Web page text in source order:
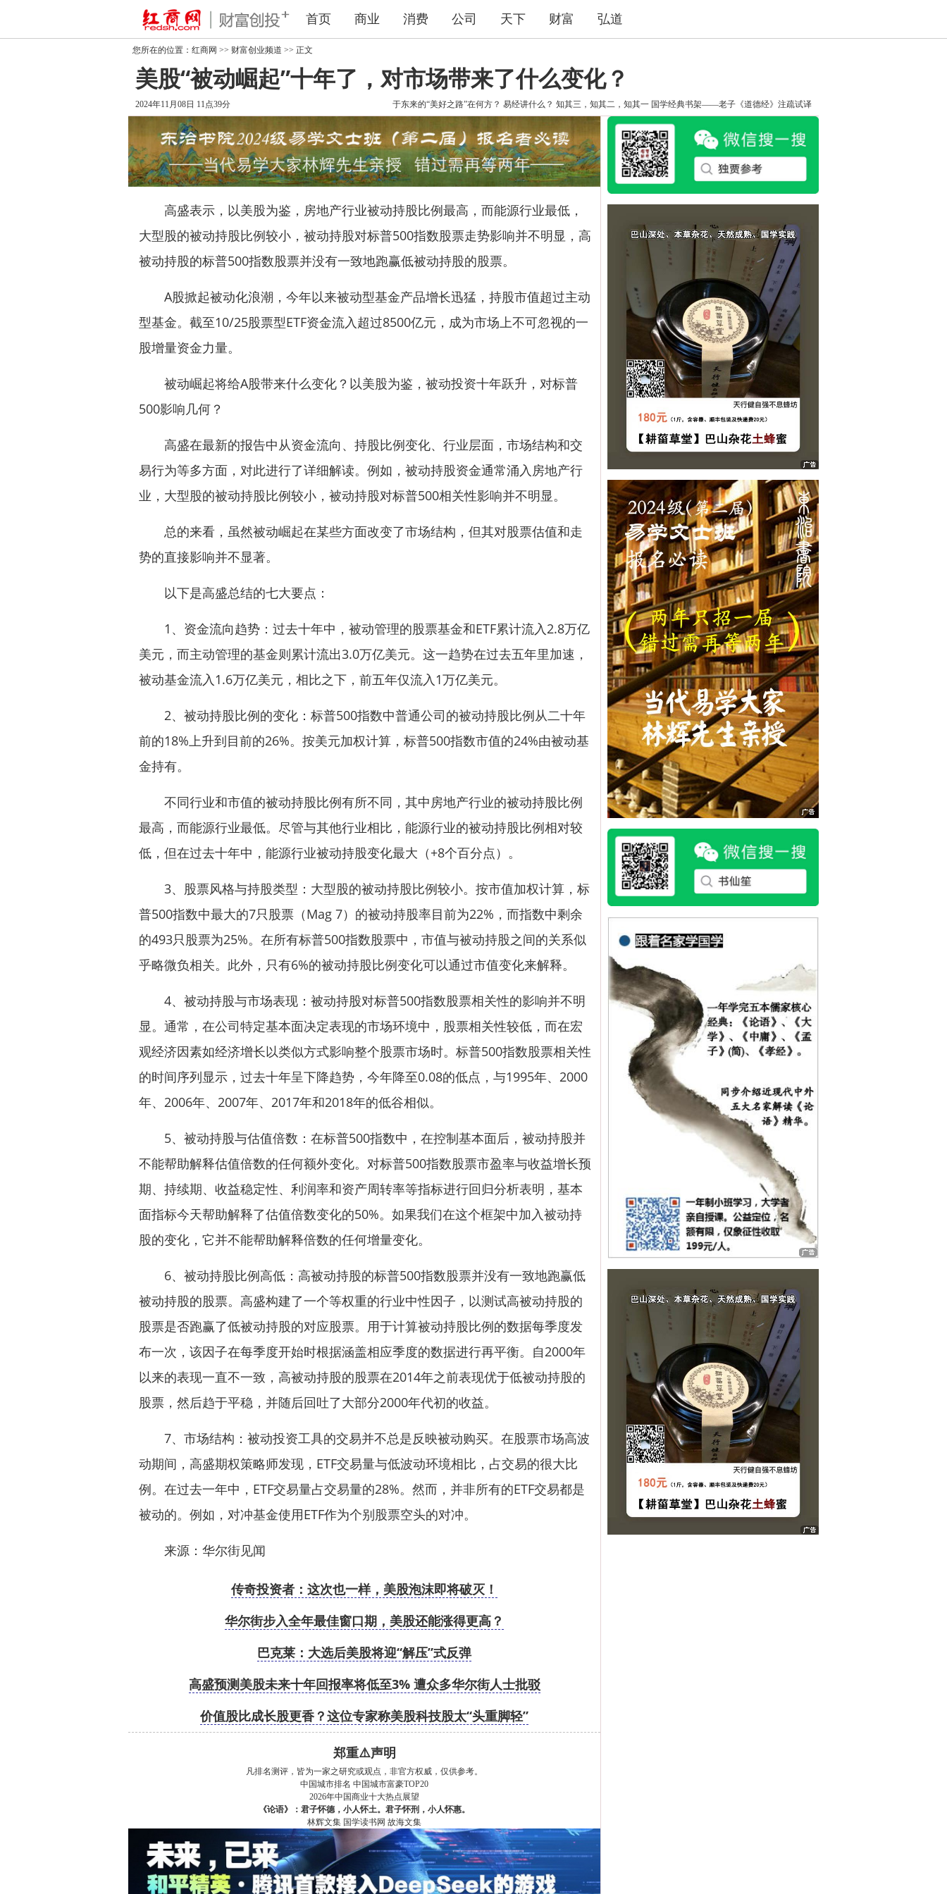
首页 商业 消费 公司 天下 财富 弘道
您所在的位置： 红商网 >> 财富创业频道 >> 正文
美股“被动崛起”十年了，对市场带来了什么变化？
2024年11月08日 11点39分 于东来的“美好之路”在何方？ 易经讲什么？ 知其三，知其二，知其一 国学经典书架——老子《道德经》注疏试译
高盛表示，以美股为鉴，房地产行业被动持股比例最高，而能源行业最低，
大型股的被动持股比例较小，被动持股对标普500指数股票走势影响并不明显，高
被动持股的标普500指数股票并没有一致地跑赢低被动持股的股票。
A股掀起被动化浪潮，今年以来被动型基金产品增长迅猛，持股市值超过主动
型基金。截至10/25股票型ETF资金流入超过8500亿元，成为市场上不可忽视的一
股增量资金力量。
被动崛起将给A股带来什么变化？以美股为鉴，被动投资十年跃升，对标普
500影响几何？
高盛在最新的报告中从资金流向、持股比例变化、行业层面，市场结构和交
易行为等多方面，对此进行了详细解读。例如，被动持股资金通常涌入房地产行
业，大型股的被动持股比例较小，被动持股对标普500相关性影响并不明显。
总的来看，虽然被动崛起在某些方面改变了市场结构，但其对股票估值和走
势的直接影响并不显著。
以下是高盛总结的七大要点：
1、资金流向趋势：过去十年中，被动管理的股票基金和ETF累计流入2.8万亿
美元，而主动管理的基金则累计流出3.0万亿美元。这一趋势在过去五年里加速，
被动基金流入1.6万亿美元，相比之下，前五年仅流入1万亿美元。
2、被动持股比例的变化：标普500指数中普通公司的被动持股比例从二十年
前的18%上升到目前的26%。按美元加权计算，标普500指数市值的24%由被动基
金持有。
不同行业和市值的被动持股比例有所不同，其中房地产行业的被动持股比例
最高，而能源行业最低。尽管与其他行业相比，能源行业的被动持股比例相对较
低，但在过去十年中，能源行业被动持股变化最大（+8个百分点）。
3、股票风格与持股类型：大型股的被动持股比例较小。按市值加权计算，标
普500指数中最大的7只股票（Mag 7）的被动持股率目前为22%，而指数中剩余
的493只股票为25%。在所有标普500指数股票中，市值与被动持股之间的关系似
乎略微负相关。此外，只有6%的被动持股比例变化可以通过市值变化来解释。
4、被动持股与市场表现：被动持股对标普500指数股票相关性的影响并不明
显。通常，在公司特定基本面决定表现的市场环境中，股票相关性较低，而在宏
观经济因素如经济增长以类似方式影响整个股票市场时。标普500指数股票相关性
的时间序列显示，过去十年呈下降趋势，今年降至0.08的低点，与1995年、2000
年、2006年、2007年、2017年和2018年的低谷相似。
5、被动持股与估值倍数：在标普500指数中，在控制基本面后，被动持股并
不能帮助解释估值倍数的任何额外变化。对标普500指数股票市盈率与收益增长预
期、持续期、收益稳定性、利润率和资产周转率等指标进行回归分析表明，基本
面指标今天帮助解释了估值倍数变化的50%。如果我们在这个框架中加入被动持
股的变化，它并不能帮助解释倍数的任何增量变化。
6、被动持股比例高低：高被动持股的标普500指数股票并没有一致地跑赢低
被动持股的股票。高盛构建了一个等权重的行业中性因子，以测试高被动持股的
股票是否跑赢了低被动持股的对应股票。用于计算被动持股比例的数据每季度发
布一次，该因子在每季度开始时根据涵盖相应季度的数据进行再平衡。自2000年
以来的表现一直不一致，高被动持股的股票在2014年之前表现优于低被动持股的
股票，然后趋于平稳，并随后回吐了大部分2000年代初的收益。
7、市场结构：被动投资工具的交易并不总是反映被动购买。在股票市场高波
动期间，高盛期权策略师发现，ETF交易量与低波动环境相比，占交易的很大比
例。在过去一年中，ETF交易量占交易量的28%。然而，并非所有的ETF交易都是
被动的。例如，对冲基金使用ETF作为个别股票空头的对冲。
来源：华尔街见闻
传奇投资者：这次也一样，美股泡沫即将破灭！
华尔街步入全年最佳窗口期，美股还能涨得更高？
巴克莱：大选后美股将迎“解压”式反弹
高盛预测美股未来十年回报率将低至3% 遭众多华尔街人士批驳
价值股比成长股更香？这位专家称美股科技股太“头重脚轻”
郑重⚠️声明
凡排名测评，皆为一家之研究或观点，非官方权威，仅供参考。
中国城市排名 中国城市富豪TOP20
2026年中国商业十大热点展望
《论语》：君子怀德，小人怀土。君子怀刑，小人怀惠。
林辉文集 国学读书网 故海文集